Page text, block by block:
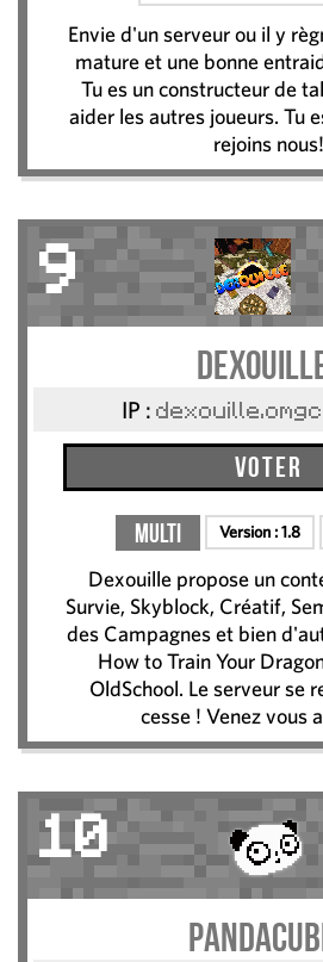
Envie d'un serveur ou il y
mature et une bonne
Tu es un constructeur de
aider les autres joueurs. Tu
rejoins nous!
9
IP :
Voter
Multi Version :1.8
Dexouille propose un
Survie, Skyblock, Créatif,
des Campagnes et bien
How to Train Your
OldSchool. Le serveur se
cesse ! Venez vous
10